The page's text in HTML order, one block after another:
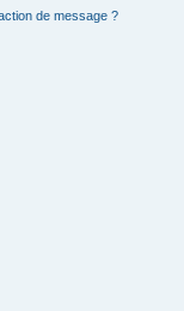
de message ?